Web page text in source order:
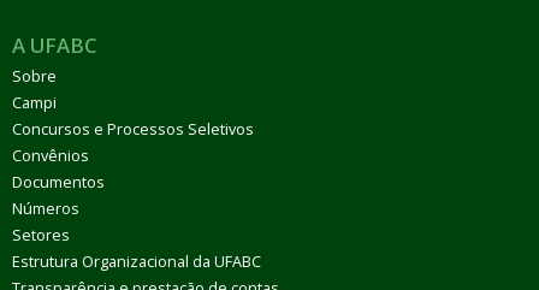
A UFABC
Sobre
Campi
Concursos e Processos Seletivos
Convênios
Documentos
Números
Setores
Estrutura Organizacional da UFABC